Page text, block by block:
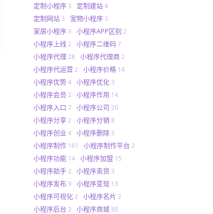
定制小程序 3 定制建站 4
定制网站 3 宠物小程序 3
家居小程序 3 小程序APP区别 2
小程序上线 2 小程序二维码 7
小程序代理 28 小程序代理商 2
小程序代运营 2 小程序价格 14
小程序优势 4 小程序优化 3
小程序会员 2 小程序作用 14
小程序入口 7 小程序公司 20
小程序分享 2 小程序分销 8
小程序创业 4 小程序删除 3
小程序制作 161 小程序制作平台 2
小程序功能 14 小程序加盟 15
小程序助手 2 小程序卖货 3
小程序发布 9 小程序变现 13
小程序可视化 2 小程序名片 2
小程序后台 3 小程序商城 88